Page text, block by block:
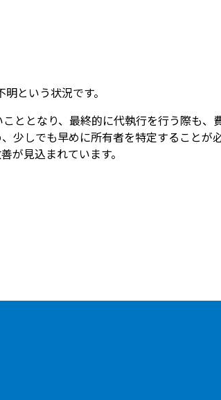
という状況です。
となり、最終的に代執行を行う際も、
しでも早めに所有者を特定することが
が見込まれています。